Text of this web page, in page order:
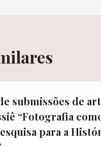
submissões de
“Fotografia
para a